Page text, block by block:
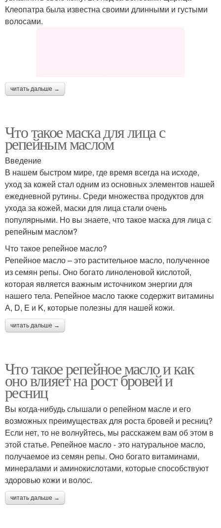
Клеопатра была известна своими длинными и густыми
волосами.
читать дальше →
Что такое маска для лица с
репейным маслом
Введение
В нашем быстром мире, где время всегда на исходе,
уход за кожей стал одним из основных элементов нашей
ежедневной рутины. Среди множества продуктов для
ухода за кожей, маски для лица стали очень
популярными. Но вы знаете, что такое маска для лица с
репейным маслом?
Что такое репейное масло?
Репейное масло – это растительное масло, полученное
из семян репы. Оно богато линоленовой кислотой,
которая является важным источником энергии для
нашего тела. Репейное масло также содержит витамины
А, D, E и K, которые полезны для нашей кожи.
читать дальше →
Что такое репейное масло и как
оно влияет на рост бровей и
ресниц
Вы когда-нибудь слышали о репейном масле и его
возможных преимуществах для роста бровей и ресниц?
Если нет, то не волнуйтесь, мы расскажем вам об этом в
этой статье. Репейное масло - это натуральное масло,
получаемое из семян репы. Оно богато витаминами,
минералами и аминокислотами, которые способствуют
здоровью кожи и волос.
читать дальше →